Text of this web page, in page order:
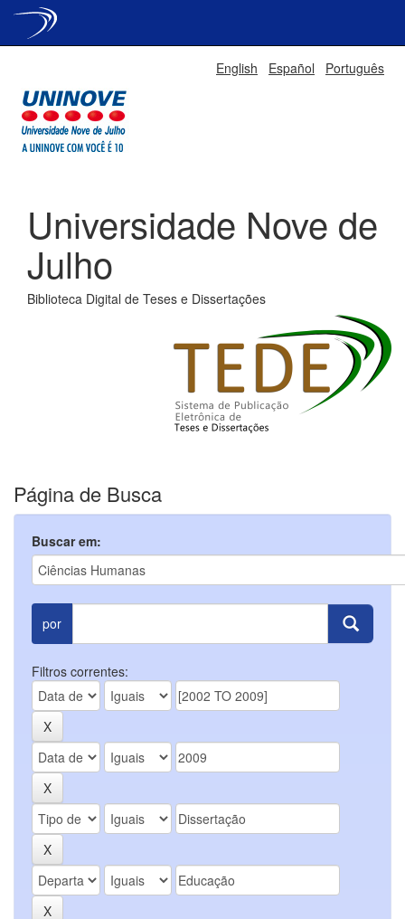
English Español Português
Universidade Nove de
Julho
Biblioteca Digital de Teses e Dissertações
Página de Busca
Buscar em:
por
Filtros correntes: